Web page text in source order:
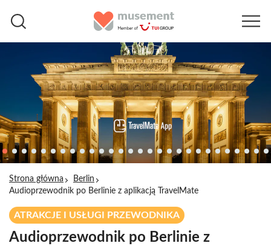
Strona główna
Berlin
Audioprzewodnik po Berlinie z aplikacją TravelMate
ATRAKCJE I USŁUGI PRZEWODNIKA
Audioprzewodnik po Berlinie z